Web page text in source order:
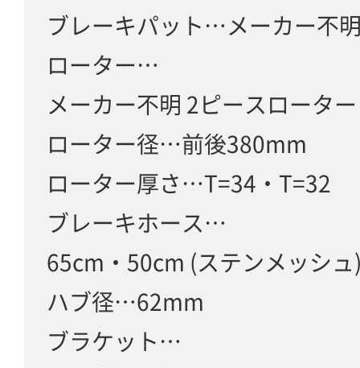
ブレーキパット…メーカー不
ローター…
メーカー不明 2ピースローター
ローター径…前後380mm
ローター厚さ…T=34・T=32
ブレーキホース…
65cm・50cm (ステンメッシュ
ハブ径…62mm
ブラケット…